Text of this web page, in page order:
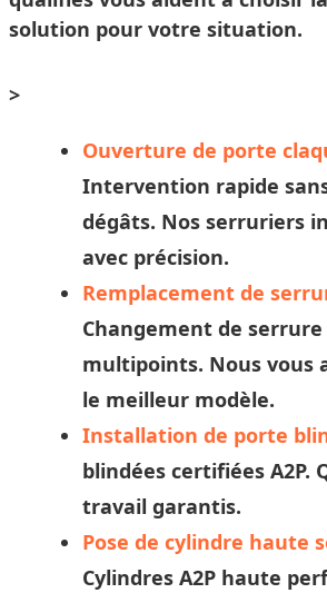
solution pour votre situation.
>
Ouverture de porte
Intervention rapide
dégâts. Nos serruriers
avec précision.
Remplacement de
Changement de
multipoints. Nous vous
le meilleur modèle.
Installation de porte
blindées certifiées A2P.
travail garantis.
Pose de cylindre haute
Cylindres A2P haute